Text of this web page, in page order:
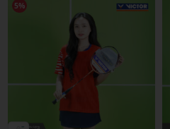
5%